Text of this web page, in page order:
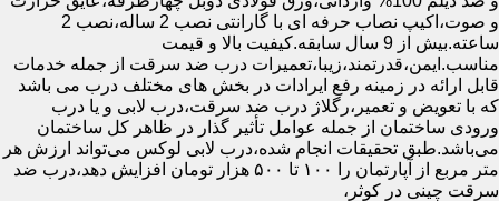
و صوت،اکیپ نصاب حرفه ای با گارانتی نصب 2 ساله،نصب 2
ساعته.بیش از 9 سال سابقه.کیفیت بالا و قیمت
مناسب.ایمن،قدرتمند،زیبا،تعمیرات درب ضد سرقت از جمله خدمات
قابل ارائه در زمینه رفع ایرادات در بخش های مختلف درب می باشد
که با تعویض و تعمیر،رگلاژ درب ضد سرقت،درب لابی و یا درب
ورودی ساختمان از جمله عوامل تأثیر گذار در ظاهر کل ساختمان
می‌باشد.طبق تحقیقات انجام شده،درب لابی لوکس می‌تواند ارزش هر
متر مربع از آپارتمان را ۱۰۰ تا ۵۰۰ هزار تومان افزایش دهد،درب ضد
سرقت چینی در کوثر،